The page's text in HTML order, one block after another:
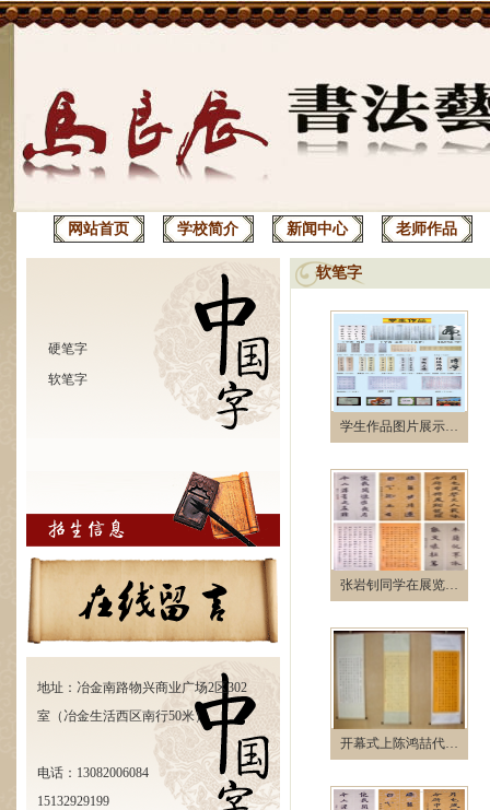
网站首页 学校简介 新闻中心 老师作品
硬笔字
软笔字
地址：冶金南路物兴商业广场2区302
室（冶金生活西区南行50米）
电话：13082006084
15132929199
软笔字
学生作品图片展示…
张岩钊同学在展览…
开幕式上陈鸿喆代…